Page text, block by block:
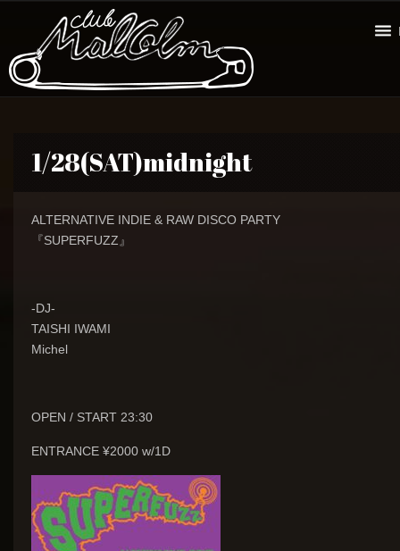
1/28(SAT)midnight
ALTERNATIVE INDIE & RAW DISCO PARTY
『SUPERFUZZ』
-DJ-
TAISHI IWAMI
Michel
OPEN / START 23:30
ENTRANCE ¥2000 w/1D